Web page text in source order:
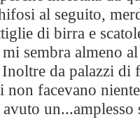
al seguito,
di birra e
sembra almeno
da palazzi di
facevano
un...amplesso